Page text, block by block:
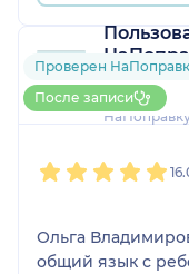
1 отзыв
До 10
НаПоправку
Проверен
После записи
Ольга
общий язык с